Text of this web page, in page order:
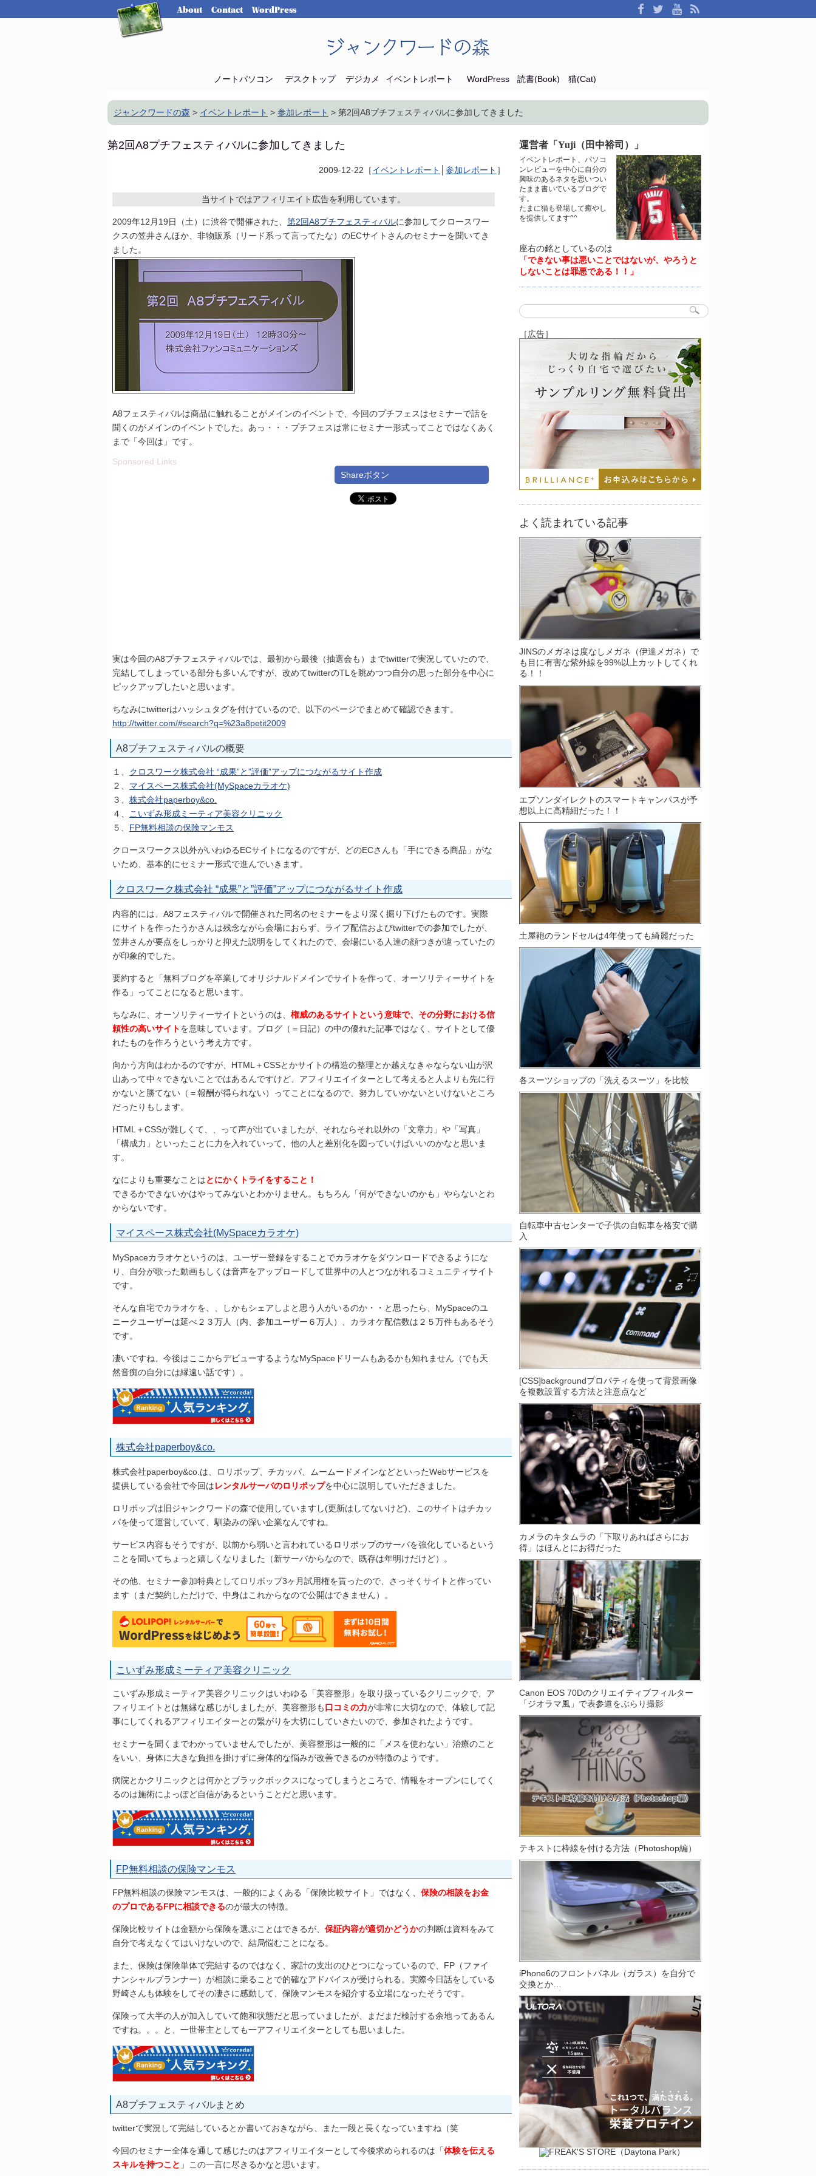
About Contact WordPress
ジャンクワードの森
ノートパソコン デスクトップ デジカメ イベントレポート WordPress 読書(Book) 猫(Cat)
ジャンクワードの森 > イベントレポート > 参加レポート > 第2回A8プチフェスティバルに参加してきました
第2回A8プチフェスティバルに参加してきました
2009-12-22［イベントレポート 参加レポート ］
当サイトではアフィリエイト広告を利用しています。
2009年12月19日（土）に渋谷で開催された、 第2回A8プチフェスティバルに参加してクロースワー
クスの笠井さんほか、非物販系（リード系って言ってたな）のECサイトさんのセミナーを聞いてき
ました。
A8フェスティバルは商品に触れることがメインのイベントで、今回のプチフェスはセミナーで話を
聞くのがメインのイベントでした。あっ・・・プチフェスは常にセミナー形式ってことではなくあく
まで「今回は」です。
Sponsored Links
Shareボタン
実は今回のA8プチフェスティバルでは、最初から最後（抽選会も）までtwitterで実況していたので、
完結してしまっている部分も多いんですが、改めてtwitterのTLを眺めつつ自分の思った部分を中心に
ピックアップしたいと思います。
ちなみにtwitterはハッシュタグを付けているので、以下のページでまとめて確認できます。
http://twitter.com/#search?q=%23a8petit2009
A8プチフェスティバルの概要
１、 クロスワーク株式会社 “成果”と”評価”アップにつながるサイト作成
２、 マイスペース株式会社(MySpaceカラオケ)
３、 株式会社paperboy&co.
４、
こいずみ形成ミーティア美容クリニック
５、 FP無料相談の保険マンモス
クロースワークス以外がいわゆるECサイトになるのですが、どのECさんも「手にできる商品」がな
いため、基本的にセミナー形式で進んでいきます。
クロスワーク株式会社 “成果”と”評価”アップにつながるサイト作成
内容的には、A8フェスティバルで開催された同名のセミナーをより深く掘り下げたものです。実際
にサイトを作ったうかさんは残念ながら会場におらず、ライブ配信およびtwitterでの参加でしたが、
笠井さんが要点をしっかりと抑えた説明をしてくれたので、会場にいる人達の顔つきが違っていたの
が印象的でした。
要約すると「無料ブログを卒業してオリジナルドメインでサイトを作って、オーソリティーサイトを
作る」ってことになると思います。
ちなみに、オーソリティーサイトというのは、 権威のあるサイトという意味で、その分野における信
頼性の高いサイトを意味しています。ブログ（＝日記）の中の優れた記事ではなく、サイトとして優
れたものを作ろうという考え方です。
向かう方向はわかるのですが、HTML＋CSSとかサイトの構造の整理とか越えなきゃならない山が沢
山あって中々できないことではあるんですけど、アフィリエイイターとして考えると人よりも先に行
かないと勝てない（＝報酬が得られない）ってことになるので、努力していかないといけないところ
だったりもします。
HTML＋CSSが難しくて、、って声が出ていましたが、それならそれ以外の「文章力」や「写真」
「構成力」といったことに力を入れていって、他の人と差別化を図っていけばいいのかなと思いま
す。
なによりも重要なことはとにかくトライをすること！
できるかできないかはやってみないとわかりません。もちろん「何ができないのかも」やらないとわ
からないです。
マイスペース株式会社(MySpaceカラオケ)
MySpaceカラオケというのは、ユーザー登録をすることでカラオケをダウンロードできるようにな
り、自分が歌った動画もしくは音声をアップロードして世界中の人とつながれるコミュニティサイト
です。
そんな自宅でカラオケを、、しかもシェアしよと思う人がいるのか・・と思ったら、MySpaceのユ
ニークユーザーは延べ２３万人（内、参加ユーザー６万人）、カラオケ配信数は２５万件もあるそう
です。
凄いですね、今後はここからデビューするようなMySpaceドリームもあるかも知れません（でも天
然音痴の自分には縁遠い話です）。
株式会社paperboy&co.
株式会社paperboy&co.は、ロリポップ、チカッパ、ムームードメインなどといったWebサービスを
提供している会社で今回はレンタルサーバのロリポップを中心に説明していただきました。
ロリポップは旧ジャンクワードの森で使用していますし(更新はしてないけど)、このサイトはチカッ
パを使って運営していて、馴染みの深い企業なんですね。
サービス内容もそうですが、以前から弱いと言われているロリポップのサーバを強化しているという
ことを聞いてちょっと嬉しくなりました（新サーバからなので、既存は年明けだけど）。
その他、セミナー参加特典としてロリポップ3ヶ月試用権を貰ったので、さっそくサイトと作ってい
ます（まだ契約しただけで、中身はこれからなので公開はできません）。
こいずみ形成ミーティア美容クリニック
こいずみ形成ミーティア美容クリニックはいわゆる「美容整形」を取り扱っているクリニックで、ア
フィリエイトとは無縁な感じがしましたが、美容整形も口コミの力が非常に大切なので、体験して記
事にしてくれるアフィリエイターとの繋がりを大切にしていきたいので、参加されたようです。
セミナーを聞くまでわかっていませんでしたが、美容整形は一般的に「メスを使わない」治療のこと
をいい、身体に大きな負担を掛けずに身体的な悩みが改善できるのが特徴のようです。
病院とかクリニックとは何かとブラックボックスになってしまうところで、情報をオープンにしてく
るのは施術によっぽど自信があるということだと思います。
FP無料相談の保険マンモス
FP無料相談の保険マンモスは、一般的によくある「保険比較サイト」ではなく、 保険の相談をお金
のプロであるFPに相談できるのが最大の特徴。
保険比較サイトは金額から保険を選ぶことはできるが、 保証内容が適切かどうかの判断は資料をみて
自分で考えなくてはいけないので、結局悩むことになる。
また、保険は保険単体で完結するのではなく、家計の支出のひとつになっているので、FP（ファイ
ナンシャルプランナー）が相談に乗ることで的確なアドバイスが受けられる。実際今日話をしている
野崎さんも体験をしてその凄さに感動して、保険マンモスを紹介する立場になったそうです。
保険って大半の人が加入していて飽和状態だと思っていましたが、まだまだ検討する余地ってあるん
ですね。。。と、一世帯主としても一アフィリエイターとしても思いました。
A8プチフェスティバルまとめ
twitterで実況して完結しているとか書いておきながら、また一段と長くなっていますね（笑
今回のセミナー全体を通して感じたのはアフィリエイターとして今後求められるのは「体験を伝える
スキルを持つこと 」この一言に尽きるかなと思います。
運営者「Yuji（田中裕司）」
イベントレポート、パソコ
ンレビューを中心に自分の
興味のあるネタを思いつい
たまま書いているブログで
す。
たまに猫も登場して癒やし
を提供してます^^
座右の銘としているのは
「できない事は悪いことではないが、やろうと
しないことは罪悪である！！」
［広告］
よく読まれている記事
JINSのメガネは度なしメガネ（伊達メガネ）で
も目に有害な紫外線を99%以上カットしてくれ
る！！
エプソンダイレクトのスマートキャンパスが予
想以上に高精細だった！！
土屋鞄のランドセルは4年使っても綺麗だった
各スーツショップの「洗えるスーツ」を比較
自転車中古センターで子供の自転車を格安で購
入
[CSS]backgroundプロパティを使って背景画像
を複数設置する方法と注意点など
カメラのキタムラの「下取りあればさらにお
得」はほんとにお得だった
Canon EOS 70Dのクリエイティブフィルター
「ジオラマ風」で表参道をぶらり撮影
テキストに枠線を付ける方法（Photoshop編）
iPhone6のフロントパネル（ガラス）を自分で
交換とか…